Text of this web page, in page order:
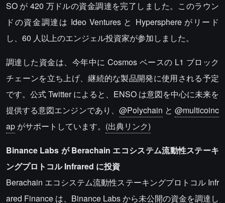
SO が 420 万ドルの資金調達を完了しました。このラウン
ドの資金調達は Ideo Ventures と Hypersphere がリード
し、60 人以上のエンジェル投資家が参加しました。
調達した資金は、今年中に Cosmos ベースの L1 ブロック
チェーンを立ち上げ、継続的な製品開発に使用される予定
です。公式 Twitter によると、ENSO は意図を中心に未来を
提供する意図エンジンであり、 @Polychain と@multicoinc
ap がサポートしています。 (出典リンク)
Binance Labs が Berachain エコシステム流動性ステーキ
ングプロトコル Infrared に投資
Berachain エコシステム流動性ステーキングプロトコル Infr
ared Finance は、Binance Labs から未公開の資金を調達し